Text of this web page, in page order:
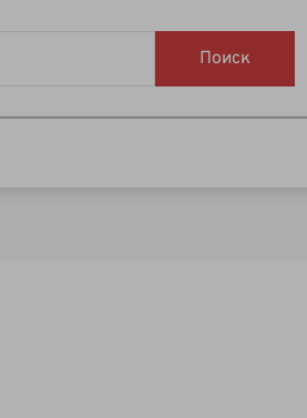
Поиск